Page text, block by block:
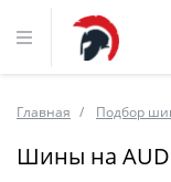
Главная Подбор
Шины на